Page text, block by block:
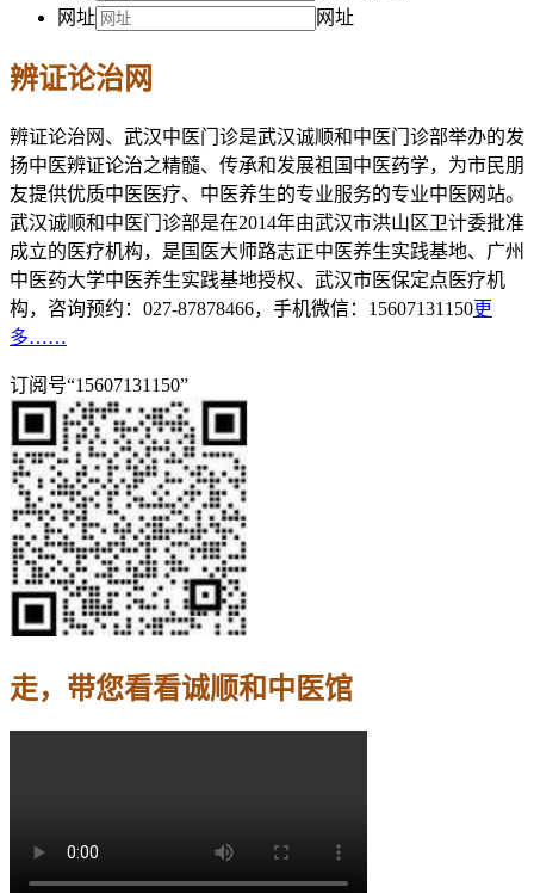
网址
网址
辨证论治网
辨证论治网、武汉中医门诊是武汉诚顺和中医门诊部举办的发
扬中医辨证论治之精髓、传承和发展祖国中医药学，为市民朋
友提供优质中医医疗、中医养生的专业服务的专业中医网站。
武汉诚顺和中医门诊部是在2014年由武汉市洪山区卫计委批准
成立的医疗机构，是国医大师路志正中医养生实践基地、广州
中医药大学中医养生实践基地授权、武汉市医保定点医疗机
构，咨询预约：027-87878466，手机微信：15607131150更
多……
订阅号“15607131150”
走，带您看看诚顺和中医馆